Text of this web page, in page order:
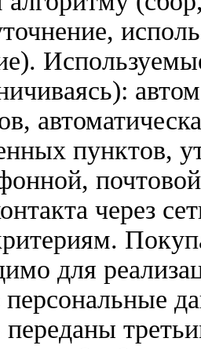
пунктов,
через
для
персональные